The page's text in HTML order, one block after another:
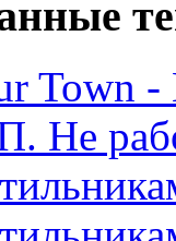
Town
Не